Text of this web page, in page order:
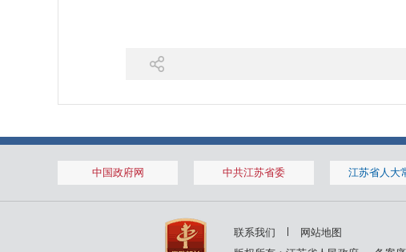
中国政府网 中共江苏省委 江苏省人大
联系我们
网站地图